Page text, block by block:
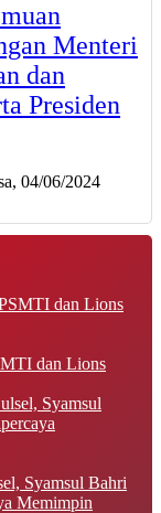
Menteri
dan
Presiden
04/06/2024
dan Lions
Syamsul Bahri
Memimpin